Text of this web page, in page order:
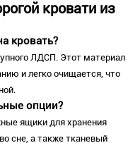
кровати из
кровать?
ЛДСП. Этот материал
и легко очищается, что
опции?
ящики для хранения
сне, а также тканевый